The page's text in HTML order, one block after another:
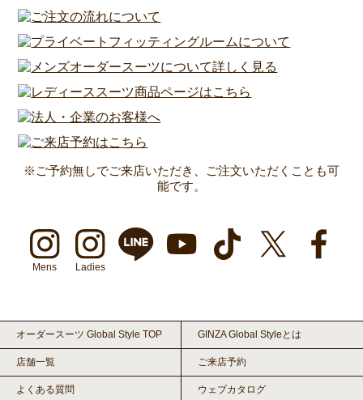
※ご予約無しでご来店いただき、ご注文いただくことも可
能です。
Mens Ladies
オーダースーツ Global Style TOP GINZA Global Styleとは
店舗一覧 ご来店予約
よくある質問 ウェブカタログ